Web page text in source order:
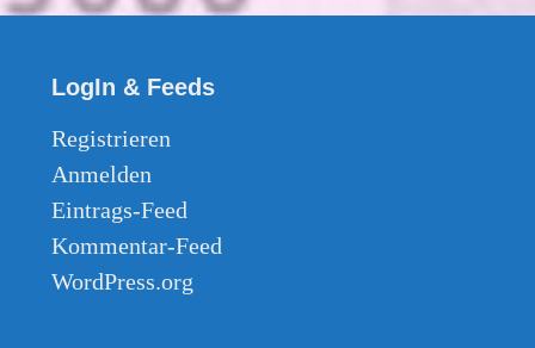
LogIn & Feeds
Registrieren
Anmelden
Eintrags-Feed
Kommentar-Feed
WordPress.org